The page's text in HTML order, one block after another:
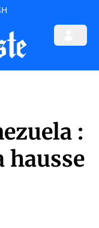
:
hausse